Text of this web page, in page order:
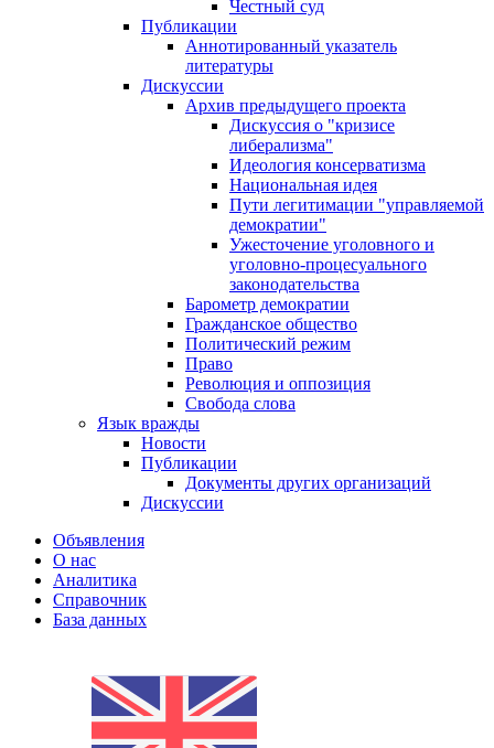
Честный суд
Публикации
Аннотированный указатель
литературы
Дискуссии
Архив предыдущего проекта
Дискуссия о "кризисе
либерализма"
Идеология консерватизма
Национальная идея
Пути легитимации "управляемой
демократии"
Ужесточение уголовного и
уголовно-процесуального
законодательства
Барометр демократии
Гражданское общество
Политический режим
Право
Революция и оппозиция
Свобода слова
Язык вражды
Новости
Публикации
Документы других организаций
Дискуссии
Объявления
О нас
Аналитика
Справочник
База данных